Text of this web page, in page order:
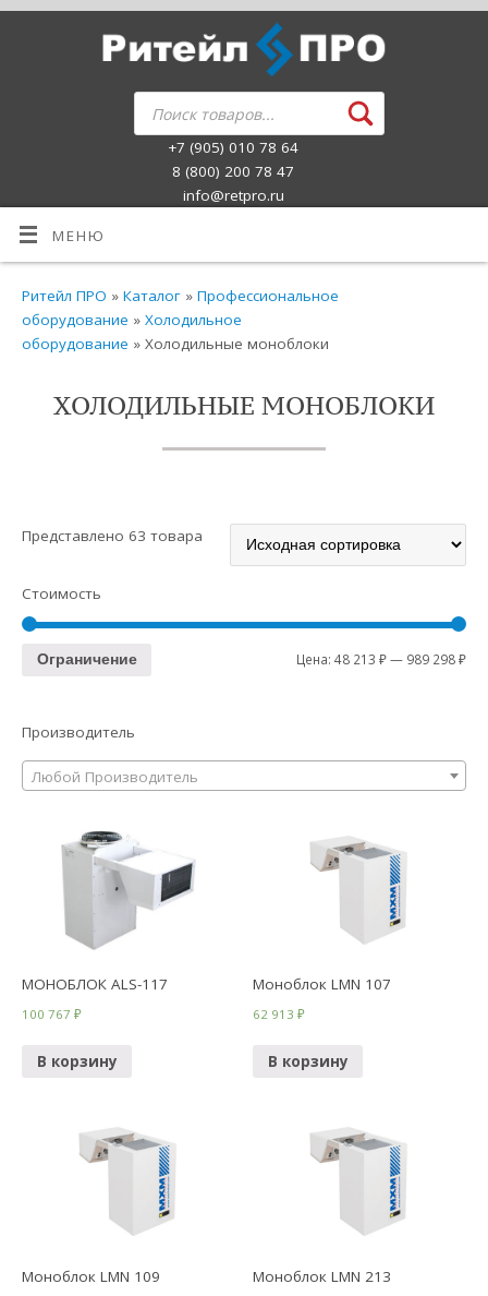
+7 (905) 010 78 64
8 (800) 200 78 47
info@retpro.ru
МЕНЮ
Ритейл ПРО »Каталог »Профессиональное
оборудование »Холодильное
оборудование » Холодильные моноблоки
ХОЛОДИЛЬНЫЕ МОНОБЛОКИ
Представлено 63 товара
Стоимость
Ограничение Цена: 48 213 ₽— 989 298 ₽
Производитель
Любой Производитель
МОНОБЛОК ALS-117
100 767₽
В корзину
Моноблок LMN 107
62 913₽
В корзину
Моноблок LMN 109 Моноблок LMN 213